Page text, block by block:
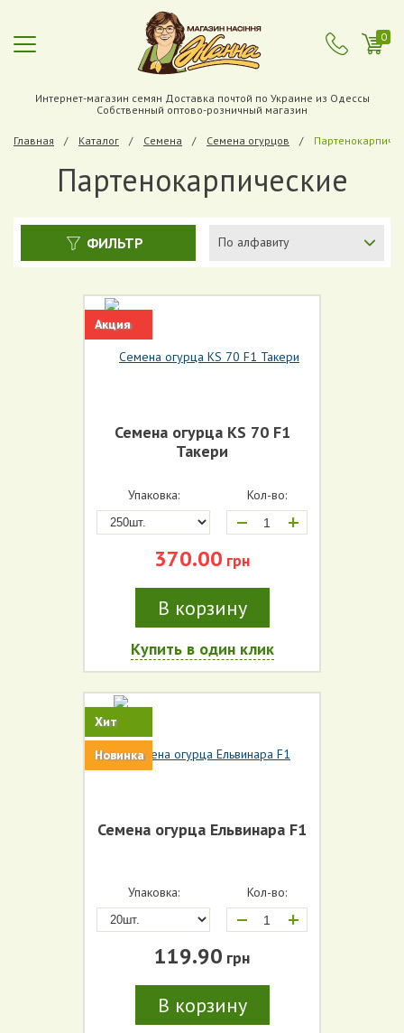
0
Интернет-магазин семян Доставка почтой по Украине из Одессы
Собственный оптово-розничный магазин
Главная Каталог Cемена Семена огурцов
Партенокарпические
ФИЛЬТР По алфавиту
Акция
Семена огурца KS 70 F1
Такери
Упаковка: Кол-во:
+
370.00 грн
В корзину
Купить в один клик
Хит
Новинка
Семена огурца Ельвинара F1
Упаковка: Кол-во:
+
119.90 грн
В корзину